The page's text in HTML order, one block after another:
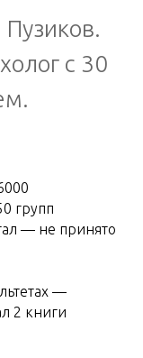
с 30
групп
— не принято
—
2 книги